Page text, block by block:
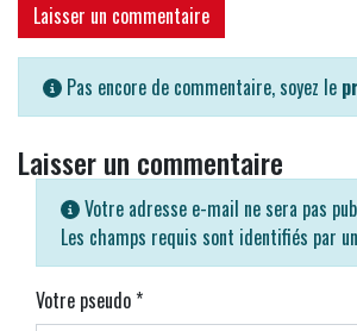
Laisser un commentaire
Pas encore de commentaire, soyez le
Laisser un commentaire
Votre adresse e-mail ne sera pas
Les champs requis sont identifiés par
Votre pseudo*